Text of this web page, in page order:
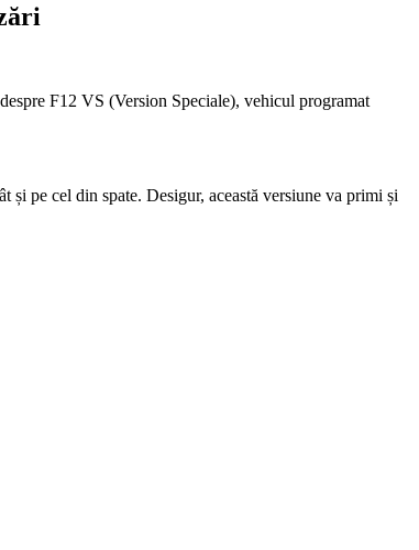
F12 VS (Version Speciale), vehicul programat
pe cel din spate. Desigur, această versiune va primi și